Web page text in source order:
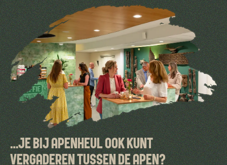
…JE BIJ APENHEUL OOK KUNT
VERGADEREN TUSSEN DE APEN?